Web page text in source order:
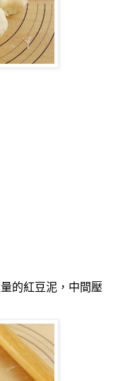
的紅豆泥，中間壓